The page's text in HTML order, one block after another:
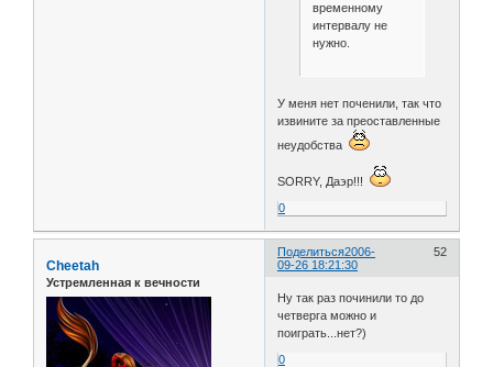
временному
интервалу не
нужно.
У меня нет поченили, так что
извините за преоставленные
неудобства
SORRY, Даэр!!!
0
Поделиться 52
2006-
09-26 18:21:30
Cheetah
Устремленная к вечности
Ну так раз починили то до
четверга можно и
поиграть...нет?)
0